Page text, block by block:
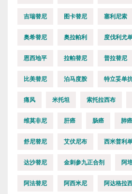
吉瑞替尼 图卡替尼 塞利尼索
奥希替尼 奥拉帕利 度伐利尤
恩西地平 拉帕替尼 普拉替尼
比美替尼 泊马度胺 特立妥单
痛风 米托坦 索托拉西布
维莫非尼 肝癌 肠癌 肺癌
舒尼替尼 艾伏尼布 西米普利
达沙替尼 金刺参九正合剂 阿
阿法替尼 阿西米尼 阿达格拉